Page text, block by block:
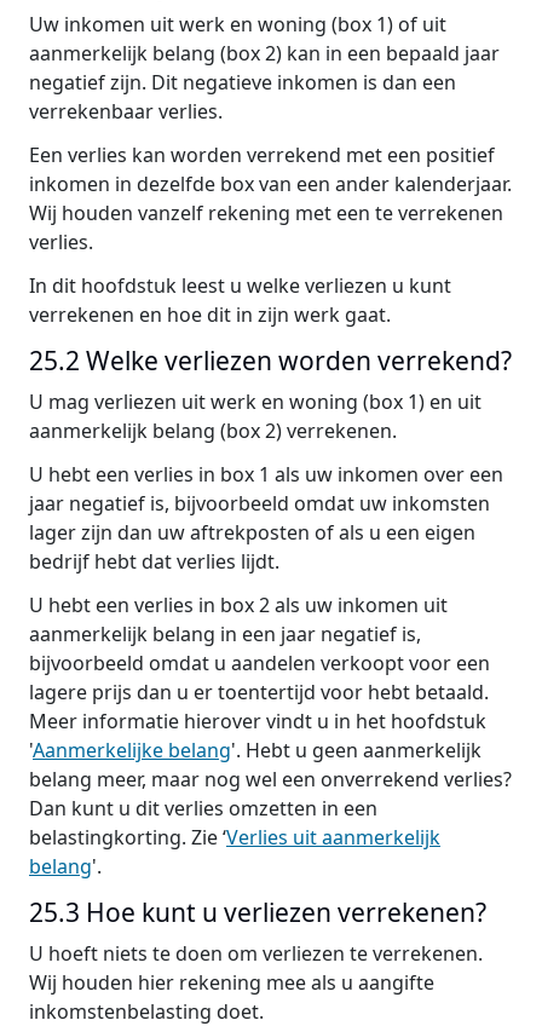
Uw inkomen uit werk en woning (box 1) of uit
aanmerkelijk belang (box 2) kan in een bepaald jaar
negatief zijn. Dit negatieve inkomen is dan een
verrekenbaar verlies.
Een verlies kan worden verrekend met een positief
inkomen in dezelfde box van een ander kalenderjaar.
Wij houden vanzelf rekening met een te verrekenen
verlies.
In dit hoofdstuk leest u welke verliezen u kunt
verrekenen en hoe dit in zijn werk gaat.
25.2 Welke verliezen worden verrekend?
U mag verliezen uit werk en woning (box 1) en uit
aanmerkelijk belang (box 2) verrekenen.
U hebt een verlies in box 1 als uw inkomen over een
jaar negatief is, bijvoorbeeld omdat uw inkomsten
lager zijn dan uw aftrekposten of als u een eigen
bedrijf hebt dat verlies lijdt.
U hebt een verlies in box 2 als uw inkomen uit
aanmerkelijk belang in een jaar negatief is,
bijvoorbeeld omdat u aandelen verkoopt voor een
lagere prijs dan u er toentertijd voor hebt betaald.
Meer informatie hierover vindt u in het hoofdstuk
'Aanmerkelijke belang'. Hebt u geen aanmerkelijk
belang meer, maar nog wel een onverrekend verlies?
Dan kunt u dit verlies omzetten in een
belastingkorting. Zie ‘Verlies uit aanmerkelijk
belang'.
25.3 Hoe kunt u verliezen verrekenen?
U hoeft niets te doen om verliezen te verrekenen.
Wij houden hier rekening mee als u aangifte
inkomstenbelasting doet.